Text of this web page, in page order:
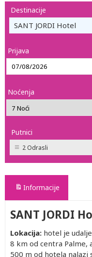
Destinacije
SANT JORDI Hotel
Prijava
Noćenja
Putnici
2 Odrasli
Informacije
SANT JORDI
Lokacija: hotel je
8 km od centra Palme,
500 m od hotela nalazi